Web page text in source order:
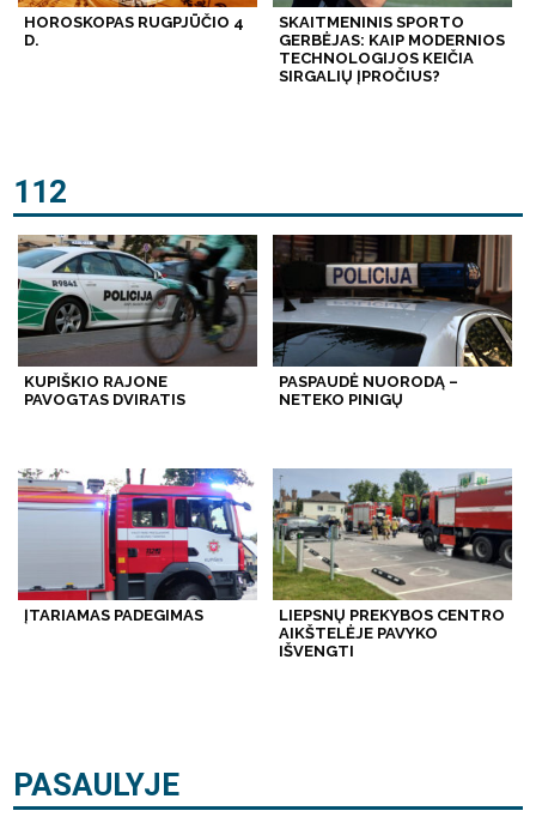
HOROSKOPAS RUGPJŪČIO 4
D.
SKAITMENINIS SPORTO
GERBĖJAS: KAIP MODERNIOS
TECHNOLOGIJOS KEIČIA
SIRGALIŲ ĮPROČIUS?
112
KUPIŠKIO RAJONE
PAVOGTAS DVIRATIS
PASPAUDĖ NUORODĄ –
NETEKO PINIGŲ
ĮTARIAMAS PADEGIMAS
LIEPSNŲ PREKYBOS CENTRO
AIKŠTELĖJE PAVYKO
IŠVENGTI
PASAULYJE